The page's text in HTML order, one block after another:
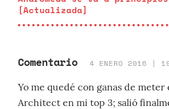
[Actualizada]
Comentario 4 ENERO 2016 |
Yo me quedé con ganas de meter
Architect en mi top 3; salió